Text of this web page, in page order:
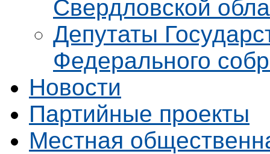
Свердловской
Депутаты
Федерального
Новости
Партийные проекты
Местная